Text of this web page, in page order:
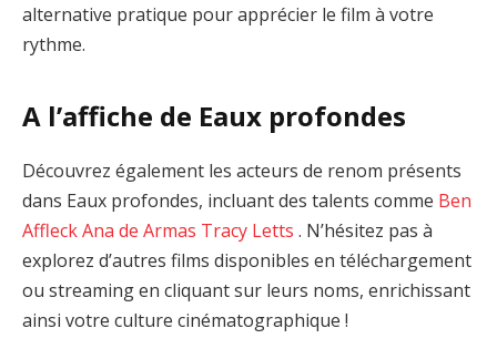
alternative pratique pour apprécier le film à votre
rythme.
A l’affiche de Eaux profondes
Découvrez également les acteurs de renom présents
dans Eaux profondes, incluant des talents comme Ben
AffleckAna de Armas Tracy Letts . N’hésitez pas à
explorez d’autres films disponibles en téléchargement
ou streaming en cliquant sur leurs noms, enrichissant
ainsi votre culture cinématographique !